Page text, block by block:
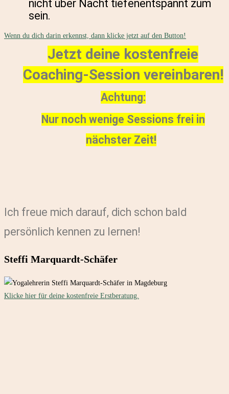
nicht über Nacht tiefenentspannt zum
sein.
Wenn du dich darin erkennst, dann klicke jetzt auf den Button!
Jetzt deine kostenfreie
Coaching-Session vereinbaren!
Achtung:
Nur noch wenige Sessions frei in
nächster Zeit!
Ich freue mich darauf, dich schon bald
persönlich kennen zu lernen!
Steffi Marquardt-Schäfer
Klicke hier für deine kostenfreie Erstberatung.